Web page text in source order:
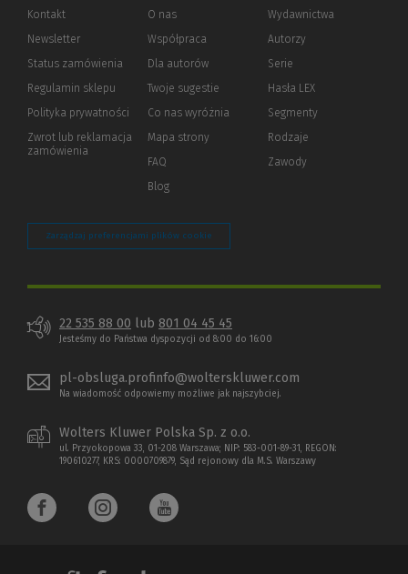
Kontakt
Newsletter
Status zamówienia
Regulamin sklepu
Polityka prywatności (Nowe
(Link
innej
Zwrot lub reklamacja
zamówienia
O nas
Współpraca
Dla autorów(Nowe
(Link
innej
strony)
Twoje sugestie
Co nas wyróżnia
Mapa strony
FAQ
Blog
Wydawnictwa
Autorzy
Serie
Hasła LEX
Segmenty
Rodzaje
Zawody
Zarządzaj preferencjami plików cookie
22 535 88 00 lub 801 04 45 45
Jesteśmy do Państwa dyspozycji od 8:00 do 16:00
pl-obsluga.profinfo@wolterskluwer.com
Na wiadomość odpowiemy możliwe jak najszybciej.
Wolters Kluwer Polska Sp. z o.o.
ul. Przyokopowa 33, 01-208 Warszawa; NIP: 583-001-89-31, REGON:
190610277, KRS: 0000709879, Sąd rejonowy dla M.S. Warszawy